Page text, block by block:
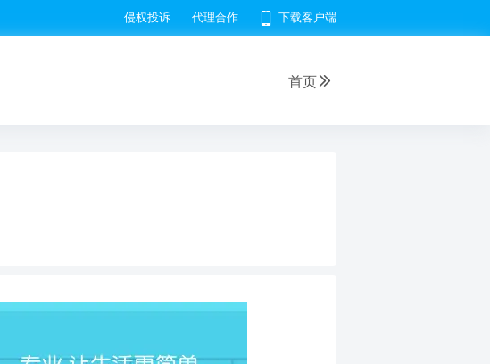
侵权投诉 代理合作 下载客户端
首页